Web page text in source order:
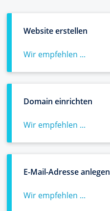
Website erstellen
Wir empfehlen ...
Domain einrichten
Wir empfehlen ...
E-Mail-Adresse anlegen
Wir empfehlen ...